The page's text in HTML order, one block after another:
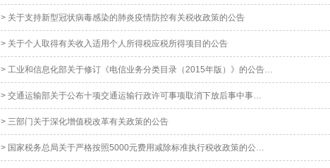
> 关于支持新型冠状病毒感染的肺炎疫情防控有关税收政策的公告
> 关于个人取得有关收入适用个人所得税应税所得项目的公告
> 工业和信息化部关于修订《电信业务分类目录（2015年版）》的公告…
> 交通运输部关于公布十项交通运输行政许可事项取消下放后事中事…
> 三部门关于深化增值税改革有关政策的公告
> 国家税务总局关于严格按照5000元费用减除标准执行税收政策的公…